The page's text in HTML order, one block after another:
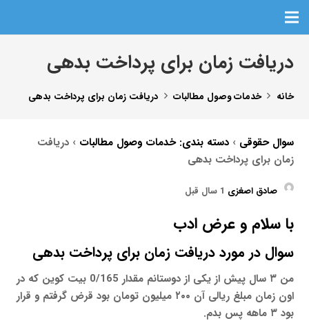
دریافت زمان برای پرداخت بدهی
خانه خدمات وصول مطالبات دریافت زمان برای پرداخت بدهی
سوال حقوقی ›دسته بندی: خدمات وصول مطالبات ›دریافت
زمان برای پرداخت بدهی
صادق اصغزی
با سلام و عرض ادب
سوال در مورد دریافت زمان برای پرداخت بدهی
من ۳ سال پیش از یکی از دوستانم مقدار 0/165 بیت کوین که در
اون زمان مبلغ ریالی آن ۲۰۰ میلیون تومان بود قرض گرفتم و قرار
بود ۳ ماهه پس بدم.